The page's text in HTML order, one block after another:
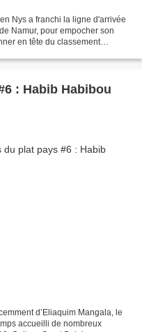
Nys a franchi la ligne d'arrivée
Namur, pour empocher son
en tête du classement
: Habib Habibou
d’Eliaquim Mangala, le
accueilli de nombreux